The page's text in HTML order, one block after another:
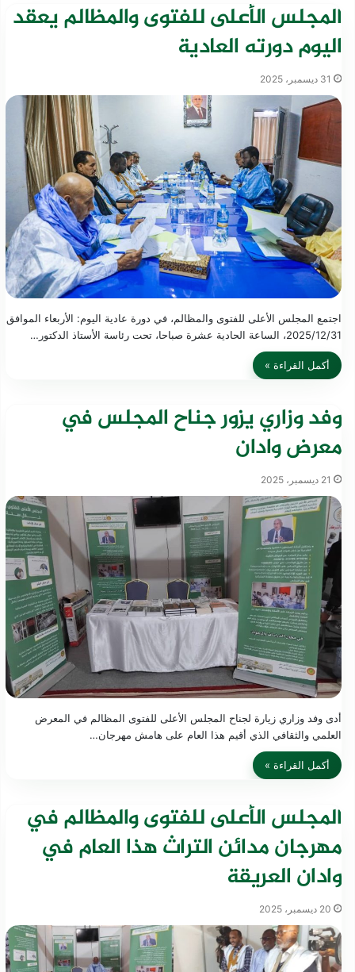
المجلس الأعلى للفتوى والمظالم يعقد
اليوم دورته العادية
31 ديسمبر، 2025
اجتمع المجلس الأعلى للفتوى والمظالم، في دورة عادية اليوم: الأربعاء الموافق
2025/12/31، الساعة الحادية عشرة صباحا، تحت رئاسة الأستاذ الدكتور…
أكمل القراءة »
وفد وزاري يزور جناح المجلس في
معرض وادان
21 ديسمبر، 2025
أدى وفد وزاري زيارة لجناح المجلس الأعلى للفتوى المظالم في المعرض
العلمي والثقافي الذي أقيم هذا العام على هامش مهرجان…
أكمل القراءة »
المجلس الأعلى للفتوى والمظالم في
مهرجان مدائن التراث هذا العام في
وادان العريقة
20 ديسمبر، 2025